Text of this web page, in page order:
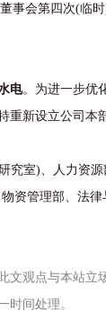
会第四次(临
电。为进一步优
新设立公司本
室)、人力资
资管理部、法
观点与本站立
时间处理。